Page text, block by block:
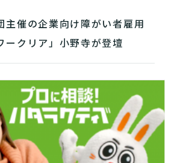
主催の企業向け障がい者雇用
ークリア」小野寺が登壇